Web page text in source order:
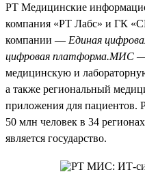
РТ Медицинские
компания «РТ Лабс» и ГК
компании — Единая
цифровая платформа.МИС —
медицинскую и
а также региональный
приложения для пациентов.
50 млн человек в 34
является государство.